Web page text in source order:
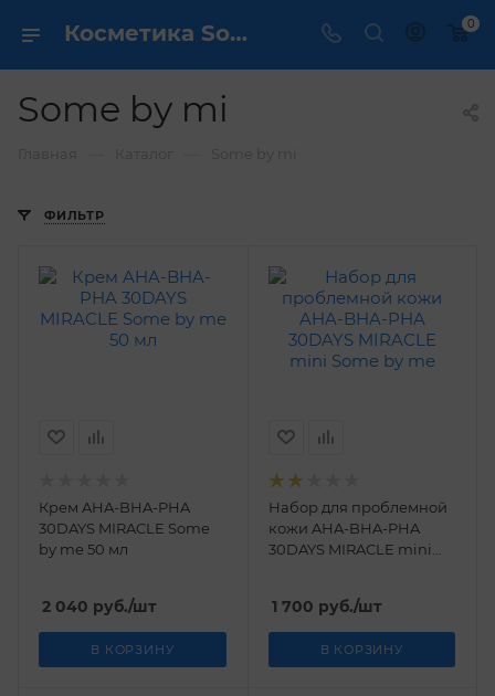
Косметика Some by mi - купить в интернет магазине ✔️ по выгодной цене 0
Some by mi
ФИЛЬТР
Крем AHA-BHA-PHA
30DAYS MIRACLE Some
by me 50 мл
2 040 руб./шт
В КОРЗИНУ
Набор для проблемной
кожи AHA-BHA-PHA
30DAYS MIRACLE mini
1 700 руб./шт
В КОРЗИНУ